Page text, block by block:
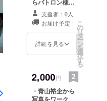
上のベスト
セラーとな
る。
吉高由里
子・指原莉
奈・オリエ
ンタルラジ
らパトロン様限
定のディスク
トップ壁紙３枚
をプレゼント・
写真集へのＴｈ
ａｎｋｓクレ
支援者：0人
お届け予定：
詳細を見る
こ
の
リ
タ
ー
ン
を
選
択
す
る
2,000円
・青山裕企から
写真をワーク